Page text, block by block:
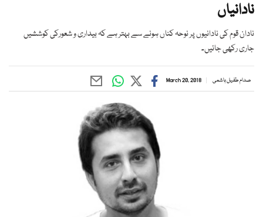
نادانیاں
نادان قوم کی نادانیوں پر نوحہ کناں ہونے سے بہتر ہے کہ بیداری و شعورکی کوششیں
جاری رکھی جائیں۔
صدام طفیل ہاشمی March 20, 2018